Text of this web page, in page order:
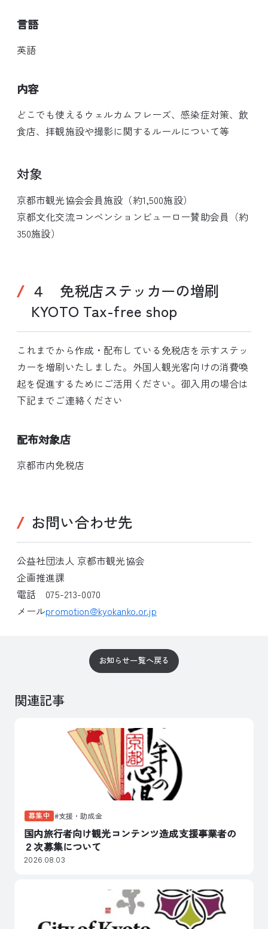
言語
英語
内容
どこでも使えるウェルカムフレーズ、感染症対策、飲
食店、拝観施設や撮影に関するルールについて等
対象
京都市観光協会会員施設（約1,500施設）
京都文化交流コンベンションビューロー賛助会員（約
350施設）
４ 免税店ステッカーの増刷
KYOTO Tax-free shop
これまでから作成・配布している免税店を示すステッ
カーを増刷いたしました。外国人観光客向けの消費喚
起を促進するためにご活用ください。御入用の場合は
下記までご連絡ください
配布対象店
京都市内免税店
お問い合わせ先
公益社団法人 京都市観光協会
企画推進課
電話 075-213-0070
メールpromotion@kyokanko.or.jp
お知らせ一覧へ戻る
関連記事
募集中 支援・助成金
国内旅行者向け観光コンテンツ造成支援事業者の
２次募集について
2026.08.03